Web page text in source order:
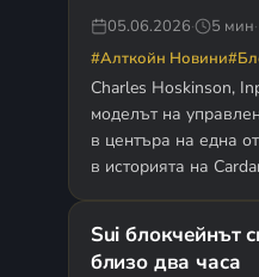
05.06.2026· 5 мин·
#Алткойн Новини
Charles Hoskinson,
моделът на
в центъра на една
в историята на
Sui блокчейнът
близо два часа